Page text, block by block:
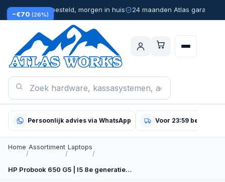
Voor 23:59 besteld, morgen in huis 24 maanden Atlas garantie
Persoonlijk advies via WhatsApp Voor 23:59 besteld,
Home
/
Assortiment
/
Laptops
/
HP Probook 650 G5 | I5 8e generatie…
−€70 (26%)